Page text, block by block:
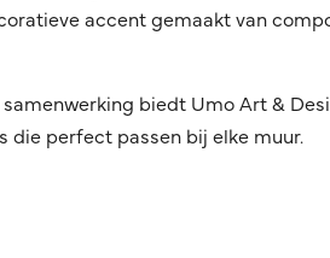
accent gemaakt van
samenwerking biedt Umo Art &
die perfect passen bij elke muur.